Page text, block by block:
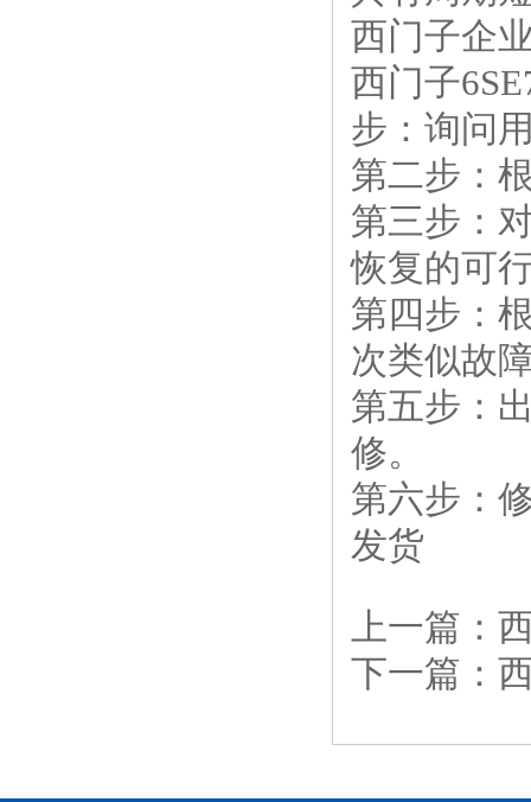
西门子企
西门子
步：询问
第二步：
第三步：
恢复的可
第四步：
次类似故
第五步：
修。
第六步：
发货
上一篇：
下一篇：